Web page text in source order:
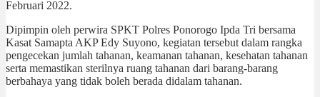
Februari 2022.
Dipimpin oleh perwira SPKT Polres Ponorogo Ipda Tri bersama
Kasat Samapta AKP Edy Suyono, kegiatan tersebut dalam rangka
pengecekan jumlah tahanan, keamanan tahanan, kesehatan tahanan
serta memastikan sterilnya ruang tahanan dari barang-barang
berbahaya yang tidak boleh berada didalam tahanan.